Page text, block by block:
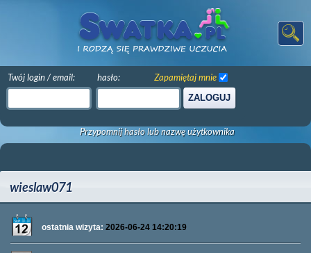
Twój login / email: hasło:
ZALOGUJ
Zapamiętaj mnie
Przypomnij hasło lub nazwę użytkownika
wieslaw071
ostatnia wizyta: 2026-06-24 14:20:19